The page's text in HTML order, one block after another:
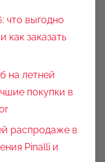
что выгодно
как заказать
на летней
покупки в
распродаже в
Pinalli и